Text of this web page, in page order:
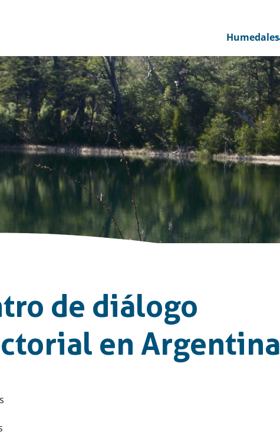
Humedales
de diálogo
en Argentina